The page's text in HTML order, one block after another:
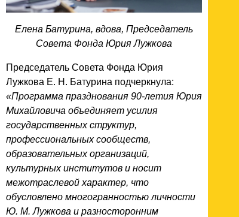
Елена Батурина, вдова, Председатель
Совета Фонда Юрия Лужкова
Председатель Совета Фонда Юрия
Лужкова Е. Н. Батурина подчеркнула:
«Программа празднования 90-летия Юрия
Михайловича объединяет усилия
государственных структур,
профессиональных сообществ,
образовательных организаций,
культурных институтов и носит
межотраслевой характер, что
обусловлено многогранностью личности
Ю. М. Лужкова и разносторонним